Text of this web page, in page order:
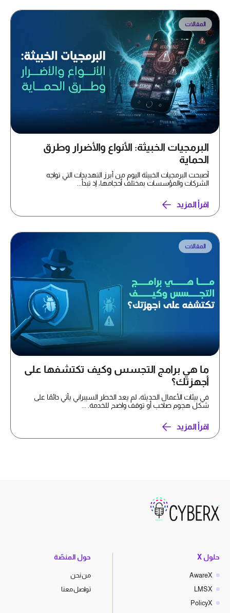
المقالات
البرمجيات الخبيثة: الأنواع والأضرار وطرق
الحماية
أصبحت البرمجيات الخبيثة اليوم من أبرز التهديدات التي تواجه
الشركات والمؤسسات بمختلف أحجامها، إذ تبدأ...
اقرأ المزيد
المقالات
ما هي برامج التجسس وكيف تكتشفها على
أجهزتك؟
في بيئات الأعمال الحديثة، لم يعد الخطر السيبراني يأتي دائمًا على
شكل هجوم صاخب أو توقف واضح للخدمة. ...
اقرأ المزيد
حلول X
AwareX
LMSX
PolicyX
حول المنصّة
من نحن
تواصل معنا